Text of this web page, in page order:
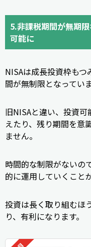
5.非課税期間が無期
可能に
NISAは成長投資枠も
間が無制限となっていま
旧NISAと違い、投資
えたり、残り期間を意
ません。
時間的な制限がないの
的に運用していくこと
投資は長く取り組むほ
り、有利になります。